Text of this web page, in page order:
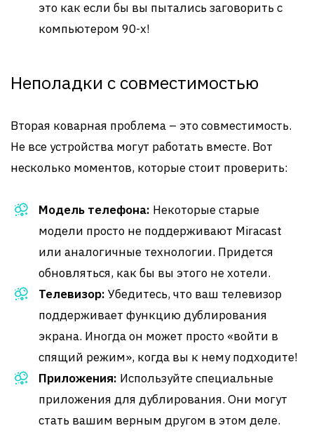
это как если бы вы пытались заговорить с
компьютером 90-х!
Неполадки с совместимостью
Вторая коварная проблема – это совместимость.
Не все устройства могут работать вместе. Вот
несколько моментов, которые стоит проверить:
Модель телефона: Некоторые старые
модели просто не поддерживают Miracast
или аналогичные технологии. Придется
обновляться, как бы вы этого не хотели.
Телевизор: Убедитесь, что ваш телевизор
поддерживает функцию дублирования
экрана. Иногда он может просто «войти в
спящий режим», когда вы к нему подходите!
Приложения: Используйте специальные
приложения для дублирования. Они могут
стать вашим верным другом в этом деле.